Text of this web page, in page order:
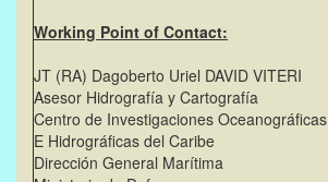
Working Point of Contact:
JT (RA) Dagoberto Uriel DAVID VITERI
Asesor Hidrografía y Cartografía
Centro de Investigaciones Oceanográficas
E Hidrográficas del Caribe
Dirección General Marítima